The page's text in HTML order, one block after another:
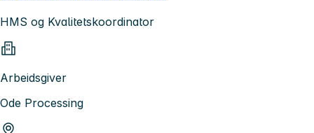
HMS og Kvalitetskoordinator
Arbeidsgiver
Ode Processing